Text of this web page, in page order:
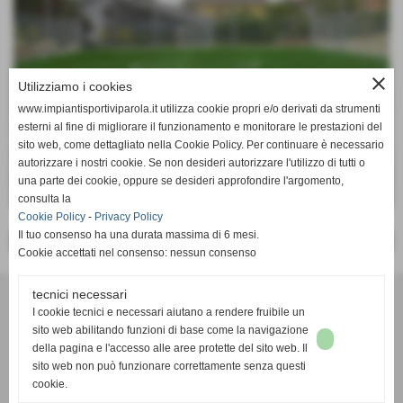
<< PRECEDENTE
C.I.S.P. geom Mario di Parola Elisabetta e C. s.a.s.
via Vecchia di Cuneo 84 - Borgo San Dalmazzo (Cuneo)
P.I. 03506350044 C.F 03506350044
Tel. +39 0171262131
impiantiparola@virgilio.it
close
Utilizziamo i cookies
www.impiantisportiviparola.it utilizza cookie propri e/o derivati da strumenti
esterni al fine di migliorare il funzionamento e monitorare le prestazioni del
sito web, come dettagliato nella Cookie Policy. Per continuare è necessario
autorizzare i nostri cookie. Se non desideri autorizzare l'utilizzo di tutti o
una parte dei cookie, oppure se desideri approfondire l'argomento,
consulta la
Cookie Policy - Privacy Policy
Il tuo consenso ha una durata massima di 6 mesi.
Cookie accettati nel consenso: nessun consenso
tecnici necessari
I cookie tecnici e necessari aiutano a rendere fruibile un
sito web abilitando funzioni di base come la navigazione
della pagina e l'accesso alle aree protette del sito web. Il
sito web non può funzionare correttamente senza questi
cookie.